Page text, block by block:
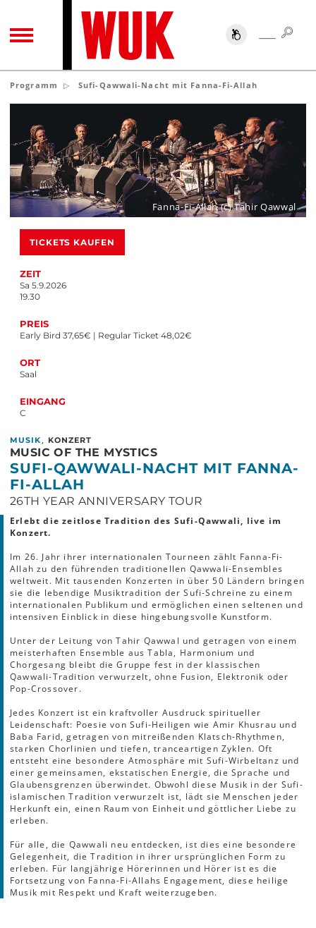
TOGGLE NAVIGATION SUCHE
Programm Sufi-Qawwali-Nacht mit Fanna-Fi-Allah
TICKETS KAUFEN
ZEIT
Sa 5.9.2026
19.30
PREIS
Early Bird 37,65€ | Regular Ticket 48,02€
ORT
Saal
EINGANG
C
Fanna-Fi-Allah (c) Tahir Qawwal
MUSIK , KONZERT
MUSIC OF THE MYSTICS
SUFI-QAWWALI-NACHT MIT FANNA-
FI-ALLAH
26TH YEAR ANNIVERSARY TOUR
Erlebt die zeitlose Tradition des Sufi-Qawwali, live im
Konzert.
Im 26. Jahr ihrer internationalen Tourneen zählt Fanna-Fi-
Allah zu den führenden traditionellen Qawwali-Ensembles
weltweit. Mit tausenden Konzerten in über 50 Ländern bringen
sie die lebendige Musiktradition der Sufi-Schreine zu einem
internationalen Publikum und ermöglichen einen seltenen und
intensiven Einblick in diese hingebungsvolle Kunstform.
Unter der Leitung von Tahir Qawwal und getragen von einem
meisterhaften Ensemble aus Tabla, Harmonium und
Chorgesang bleibt die Gruppe fest in der klassischen
Qawwali-Tradition verwurzelt, ohne Fusion, Elektronik oder
Pop-Crossover.
Jedes Konzert ist ein kraftvoller Ausdruck spiritueller
Leidenschaft: Poesie von Sufi-Heiligen wie Amir Khusrau und
Baba Farid, getragen von mitreißenden Klatsch-Rhythmen,
starken Chorlinien und tiefen, tranceartigen Zyklen. Oft
entsteht eine besondere Atmosphäre mit Sufi-Wirbeltanz und
einer gemeinsamen, ekstatischen Energie, die Sprache und
Glaubensgrenzen überwindet. Obwohl diese Musik in der Sufi-
islamischen Tradition verwurzelt ist, lädt sie Menschen jeder
Herkunft ein, einen Raum von Einheit und göttlicher Liebe zu
erleben.
Für alle, die Qawwali neu entdecken, ist dies eine besondere
Gelegenheit, die Tradition in ihrer ursprünglichen Form zu
erleben. Für langjährige Hörerinnen und Hörer ist es die
Fortsetzung von Fanna-Fi-Allahs Engagement, diese heilige
Musik mit Respekt und Kraft weiterzugeben.